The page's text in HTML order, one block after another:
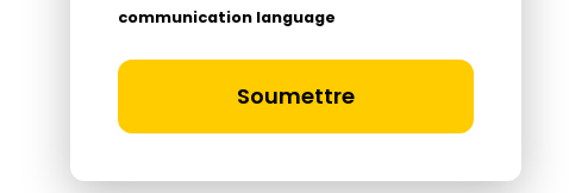
communication language
Soumettre